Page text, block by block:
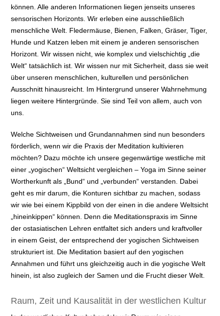
können. Alle anderen Informationen liegen jenseits unseres
sensorischen Horizonts. Wir erleben eine ausschließlich
menschliche Welt. Fledermäuse, Bienen, Falken, Gräser, Tiger,
Hunde und Katzen leben mit einem je anderen sensorischen
Horizont. Wir wissen nicht, wie komplex und vielschichtig „die
Welt“ tatsächlich ist. Wir wissen nur mit Sicherheit, dass sie weit
über unseren menschlichen, kulturellen und persönlichen
Ausschnitt hinausreicht. Im Hintergrund unserer Wahrnehmung
liegen weitere Hintergründe. Sie sind Teil von allem, auch von
uns.
Welche Sichtweisen und Grundannahmen sind nun besonders
förderlich, wenn wir die Praxis der Meditation kultivieren
möchten? Dazu möchte ich unsere gegenwärtige westliche mit
einer „yogischen“ Weltsicht vergleichen – Yoga im Sinne seiner
Wortherkunft als „Bund“ und „verbunden“ verstanden. Dabei
geht es mir darum, die Konturen sichtbar zu machen, sodass
wir wie bei einem Kippbild von der einen in die andere Weltsicht
„hineinkippen“ können. Denn die Meditationspraxis im Sinne
der ostasiatischen Lehren entfaltet sich anders und kraftvoller
in einem Geist, der entsprechend der yogischen Sichtweisen
strukturiert ist. Die Meditation basiert auf den yogischen
Annahmen und führt uns gleichzeitig auch in die yogische Welt
hinein, ist also zugleich der Samen und die Frucht dieser Welt.
Raum, Zeit und Kausalität in der westlichen Kultur